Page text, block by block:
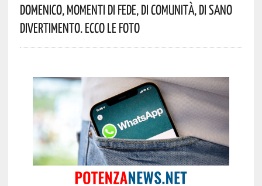
Domenico, Momenti Di Fede, Di Comunità, Di Sano
Divertimento. Ecco Le Foto